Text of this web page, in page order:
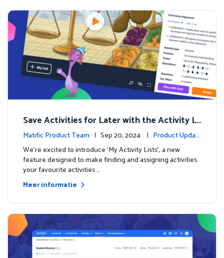
Save Activities for Later with the Activity Li
sts Feature
Matific Product Team | Sep 20, 2024 | Product Updat
es
We're excited to introduce ‘My Activity Lists’, a new
feature designed to make finding and assigning activities
your favourite activities …
Meer informatie